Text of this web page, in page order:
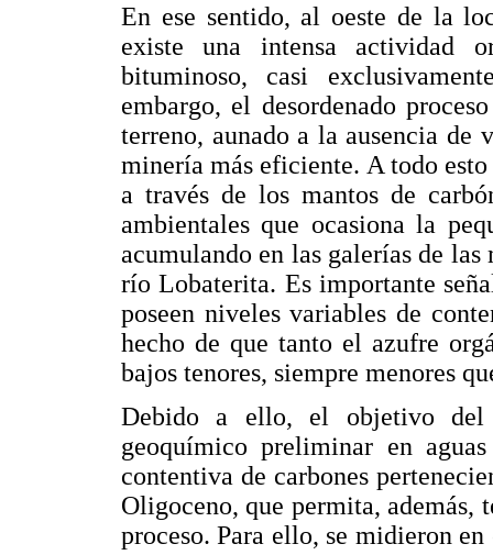
En ese sentido, al oeste de la
existe una intensa actividad
bituminoso, casi
embargo, el desordenado
terreno, aunado a la ausencia de
minería más eficiente. A todo
a través de los mantos de
ambientales que ocasiona la
acumulando en las galerías de
río Lobaterita. Es importante
poseen niveles variables de
hecho de que tanto el azufre
bajos tenores, siempre menores
Debido a ello, el objetivo del
geoquímico preliminar en
contentiva de carbones
Oligoceno, que permita, además,
proceso. Para ello, se midieron